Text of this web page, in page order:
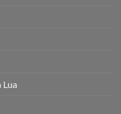
Lua